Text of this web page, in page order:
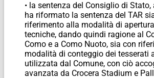
• la sentenza del Consiglio di
ha riformato la sentenza del TAR
riferimento alla modalità di
tecniche, dando quindi ragione al
Como e a Como Nuoto, sia con
modalità di conteggio dei tesserati
utilizzata dal Comune, con ciò
avanzata da Crocera Stadium e